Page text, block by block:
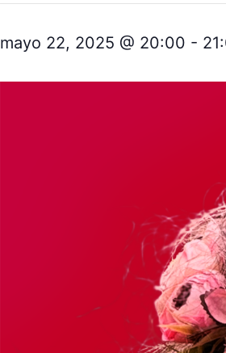
mayo 22, 2025 @ 20:00 -